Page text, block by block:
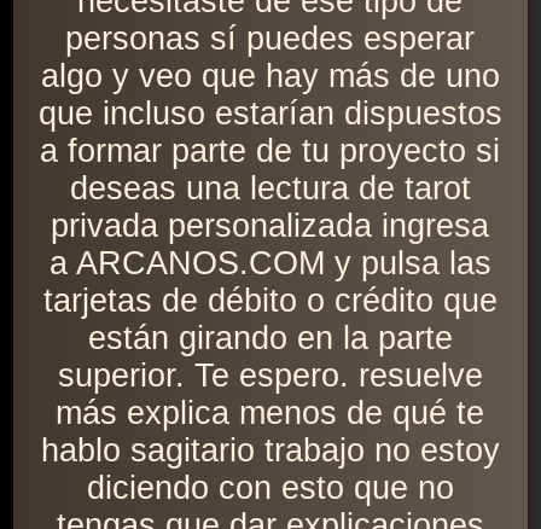
personas sí puedes esperar
algo y veo que hay más de uno
que incluso estarían dispuestos
a formar parte de tu proyecto si
deseas una lectura de tarot
privada personalizada ingresa
a ARCANOS.COM y pulsa las
tarjetas de débito o crédito que
están girando en la parte
superior. Te espero. resuelve
más explica menos de qué te
hablo sagitario trabajo no estoy
diciendo con esto que no